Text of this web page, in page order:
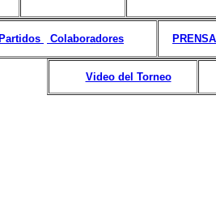
Colaboradores PRENSA
Video del Torneo